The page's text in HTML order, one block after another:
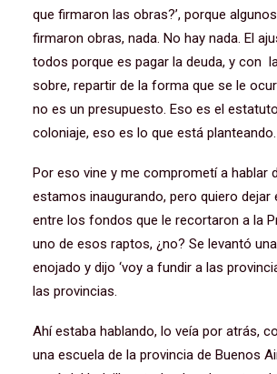
que firmaron las obras?’, porque
firmaron obras, nada. No hay nada. El
todos porque es pagar la deuda, y con
sobre, repartir de la forma que se le
no es un presupuesto. Eso es el
coloniaje, eso es lo que está planteando.
Por eso vine y me comprometí a hablar
estamos inaugurando, pero quiero dejar
entre los fondos que le recortaron a la
uno de esos raptos, ¿no? Se levantó
enojado y dijo ‘voy a fundir a las
las provincias.
Ahí estaba hablando, lo veía por atrás,
una escuela de la provincia de Buenos